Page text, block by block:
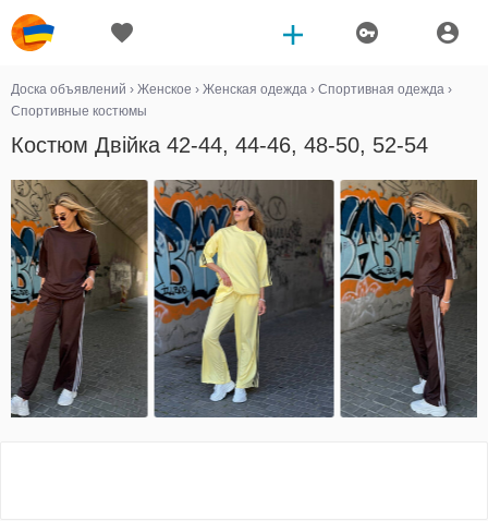
Доска объявлений › Женское › Женская одежда › Спортивная одежда ›
Спортивные костюмы
Костюм Двійка 42-44, 44-46, 48-50, 52-54